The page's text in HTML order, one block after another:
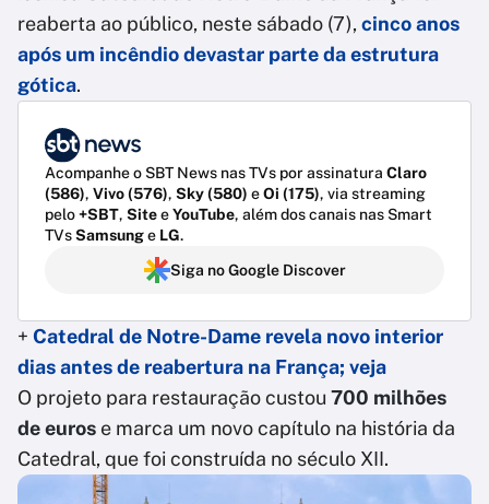
reaberta ao público, neste sábado (7), cinco anos
após um incêndio devastar parte da estrutura
gótica.
Acompanhe o SBT News nas TVs por assinatura Claro
(586), Vivo (576), Sky (580) eOi (175), via streaming
pelo+SBT, SiteeYouTube, além dos canais nas Smart
TVsSamsunge LG.
Siga no Google Discover
+ Catedral de Notre-Dame revela novo interior
dias antes de reabertura na França; veja
O projeto para restauração custou 700 milhões
de euros e marca um novo capítulo na história da
Catedral, que foi construída no século XII.